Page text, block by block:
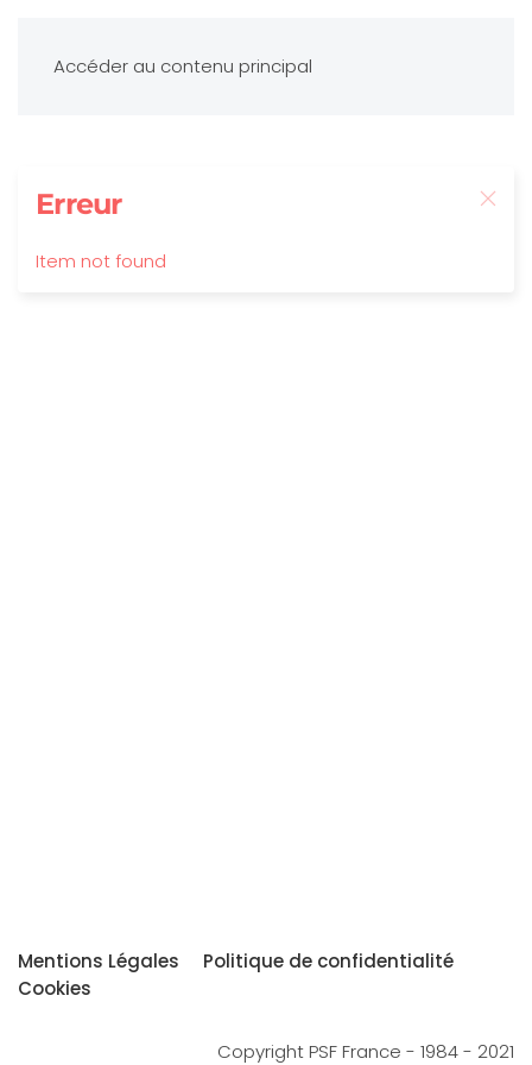
Accéder au contenu principal
Erreur
Item not found
Mentions Légales
Politique de confidentialité
Cookies
Copyright PSF France - 1984 - 2021